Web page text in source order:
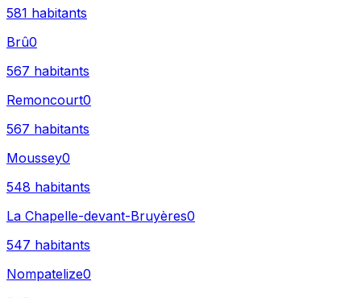
581 habitants
Brû0
567 habitants
Remoncourt0
567 habitants
Moussey0
548 habitants
La Chapelle-devant-Bruyères0
547 habitants
Nompatelize0